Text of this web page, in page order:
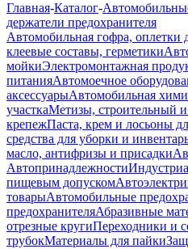
Главная-Каталог-
держатели предохранителя
Автомобильная гофра, оплетки
клеевые составы, герметики
мойкиЭлектромонтажная
питанияАвтомоечное
аксессуарыАвтомобильная
участкаМетизы, строительный
крепежПаста, крем и лосьоны
средства для уборки и
масло, антифризы и присадки
Автопринадлежности
пищевым допуском
товарыАвтомобильные
предохранителяАбразивные
отрезные кругиПереходники и
трубокМатериалы для пайки